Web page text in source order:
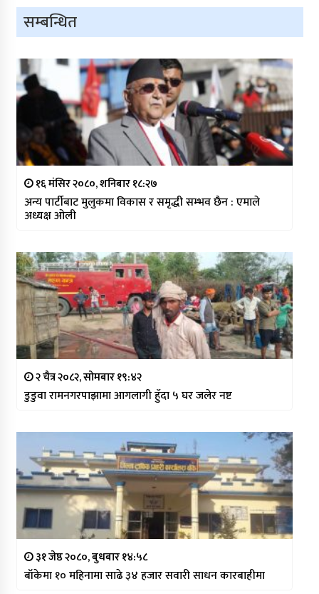
सम्बन्धित
१६ मंसिर २०८०, शनिबार १८:२७
अन्य पार्टीबाट मुलुकमा विकास र समृद्धी सम्भव छैन : एमाले
अध्यक्ष ओली
२ चैत्र २०८२, सोमबार १९:४२
डुडुवा रामनगरपाझामा आगलागी हुँदा ५ घर जलेर नष्ट
३१ जेष्ठ २०८०, बुधबार १४:५८
बाँकेमा १० महिनामा साढे ३४ हजार सवारी साधन कारबाहीमा